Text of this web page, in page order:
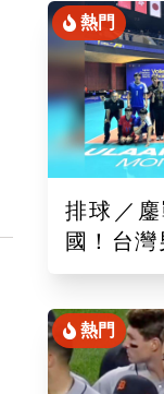
熱門
排球／
國！台
賽下場與
熱門